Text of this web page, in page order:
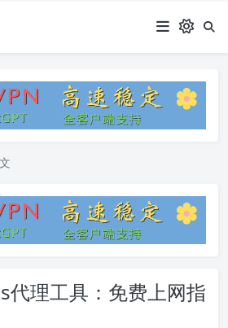
代理工具：免费上网指